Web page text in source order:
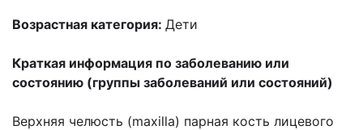
Возрастная категория: Дети
Краткая информация по заболеванию или
состоянию (группы заболеваний или состояний)
Верхняя челюсть (maxilla) парная кость лицевого